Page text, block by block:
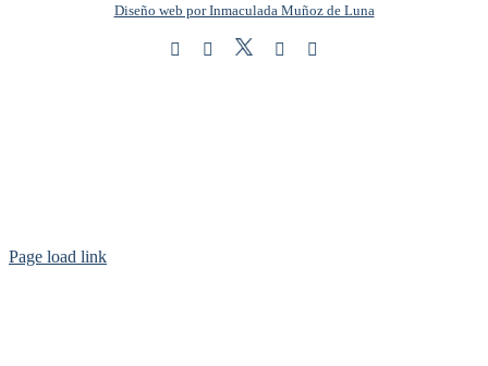
Diseño web por Inmaculada Muñoz de Luna
InstagramFacebook
Twitter LinkedIn
Page load link